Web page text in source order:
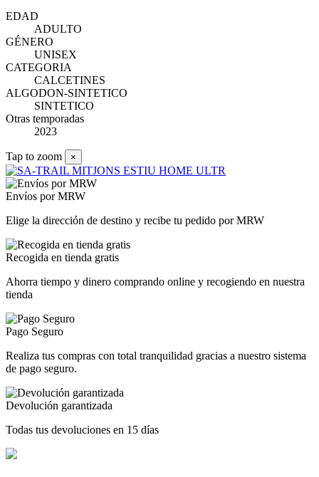
EDAD
ADULTO
GÉNERO
UNISEX
CATEGORIA
CALCETINES
ALGODON-SINTETICO
SINTETICO
Otras temporadas
2023
Tap to zoom ×
Envíos por MRW
Elige la dirección de destino y recibe tu pedido por MRW
Recogida en tienda gratis
Ahorra tiempo y dinero comprando online y recogiendo en nuestra
tienda
Pago Seguro
Realiza tus compras con total tranquilidad gracias a nuestro sistema
de pago seguro.
Devolución garantizada
Todas tus devoluciones en 15 días